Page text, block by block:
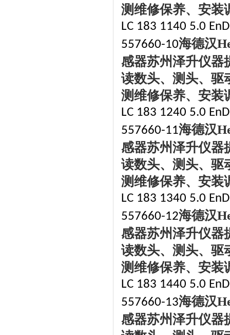
测维修保养、安装
LC 183 1140 5.0
557660-10海德汉
感器苏州泽升仪器
读数头、测头、驱
测维修保养、安装
LC 183 1240 5.0
557660-11海德汉
感器苏州泽升仪器
读数头、测头、驱
测维修保养、安装
LC 183 1340 5.0
557660-12海德汉
感器苏州泽升仪器
读数头、测头、驱
测维修保养、安装
LC 183 1440 5.0
557660-13海德汉
感器苏州泽升仪器